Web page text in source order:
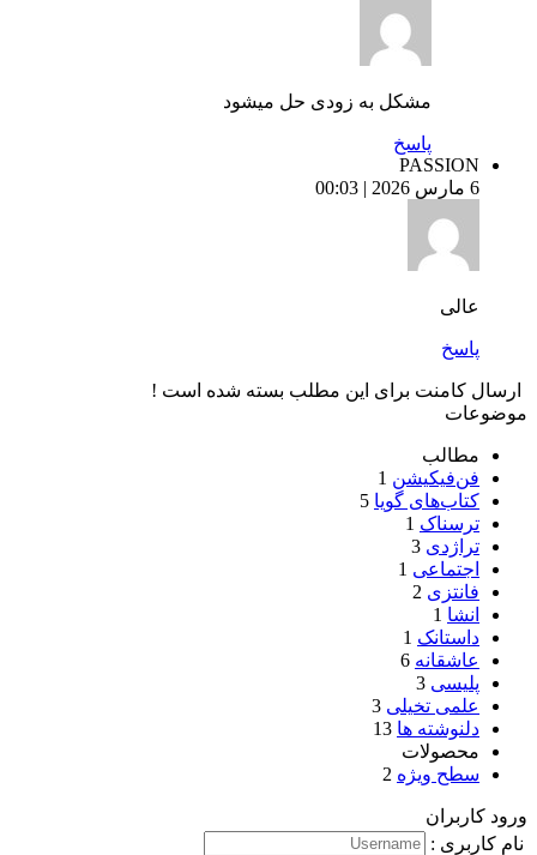
مشکل به زودی حل میشود
پاسخ
PASSION
عالی
پاسخ
کامنت برای این مطلب بسته شده است !
مطالب
فن‌فیکیشن 1
کتاب‌های گویا 5
ترسناک 1
تراژدی
3
اجتماعی 1
فانتزی 2
انشا
1
داستانک 1
عاشقانه 6
پلیسی 3
علمی تخیلی 3
دلنوشته ها 13
محصولات
سطح ویژه 2
کاربران
کاربری :